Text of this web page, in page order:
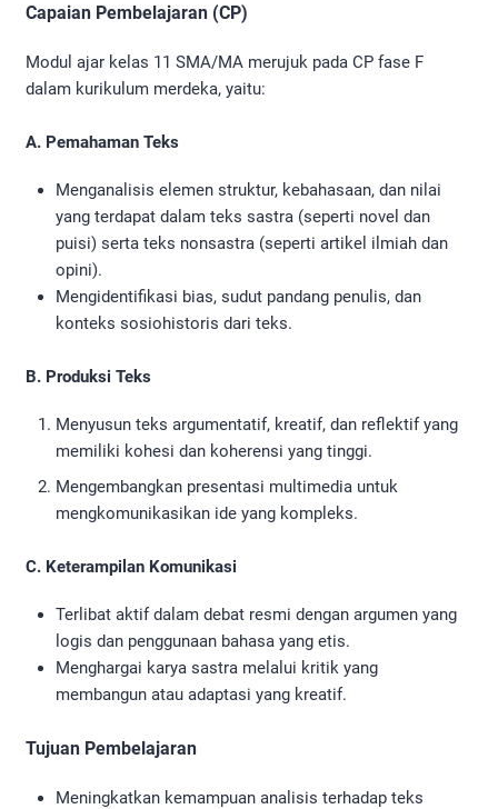
Capaian Pembelajaran (CP)
Modul ajar kelas 11 SMA/MA merujuk pada CP fase F
dalam kurikulum merdeka, yaitu:
A. Pemahaman Teks
Menganalisis elemen struktur, kebahasaan, dan nilai
yang terdapat dalam teks sastra (seperti novel dan
puisi) serta teks nonsastra (seperti artikel ilmiah dan
opini).
Mengidentifikasi bias, sudut pandang penulis, dan
konteks sosiohistoris dari teks.
B. Produksi Teks
Menyusun teks argumentatif, kreatif, dan reflektif yang
memiliki kohesi dan koherensi yang tinggi.
Mengembangkan presentasi multimedia untuk
mengkomunikasikan ide yang kompleks.
C. Keterampilan Komunikasi
Terlibat aktif dalam debat resmi dengan argumen yang
logis dan penggunaan bahasa yang etis.
Menghargai karya sastra melalui kritik yang
membangun atau adaptasi yang kreatif.
Tujuan Pembelajaran
Meningkatkan kemampuan analisis terhadap teks